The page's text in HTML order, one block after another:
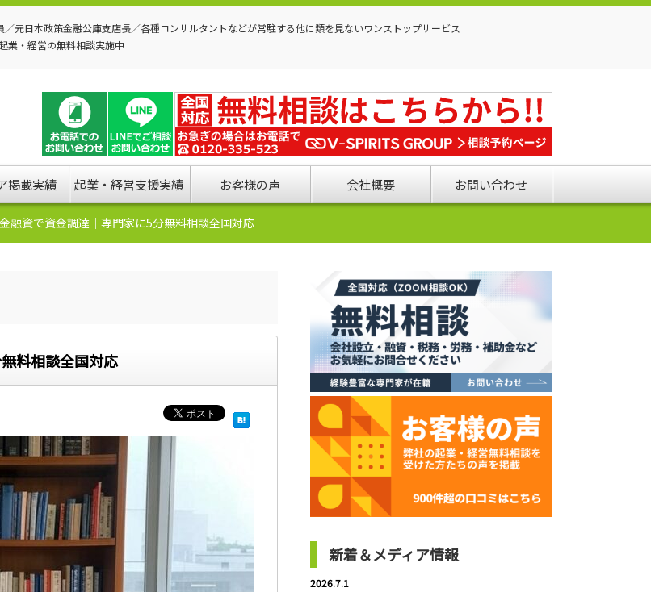
元日本政策金融公庫支店長／各種コンサルタントなどが常駐する他に類を見ないワンストップサービス
業・経営の無料相談実施中
掲載実績 起業・経営支援実績 お客様の声 会社概要 お問い合わせ
融資で資金調達｜専門家に5分無料相談全国対応
料相談全国対応
新着＆メディア情報
2026.7.1